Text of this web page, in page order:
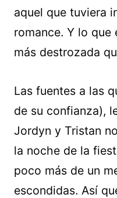
aquel que tuviera
romance. Y lo que
más destrozada
Las fuentes a las
de su confianza),
Jordyn y Tristan
la noche de la
poco más de un
escondidas. Así